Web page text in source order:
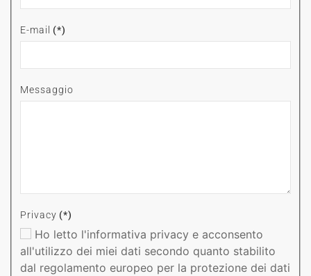
E-mail (*)
Messaggio
Privacy (*)
Ho letto l'informativa privacy e acconsento
all'utilizzo dei miei dati secondo quanto stabilito
dal regolamento europeo per la protezione dei dati